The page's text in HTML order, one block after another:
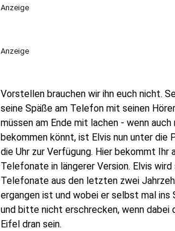
Anzeige
Anzeige
Vorstellen brauchen wir ihn euch nicht.
seine Späße am Telefon mit seinen
müssen am Ende mit lachen - wenn
bekommen könnt, ist Elvis nun unter die
die Uhr zur Verfügung. Hier bekommt
Telefonate in längerer Version. Elvis
Telefonate aus den letzten zwei
ergangen ist und wobei er selbst mal ins
und bitte nicht erschrecken, wenn dabei
Eifel dran sein.